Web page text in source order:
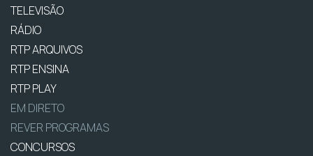
TELEVISÃO
RÁDIO
RTP ARQUIVOS
RTP ENSINA
RTP PLAY
EM DIRETO
REVER PROGRAMAS
CONCURSOS